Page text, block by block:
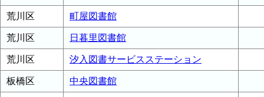
荒川区 町屋図書館
荒川区 日暮里図書館
荒川区 汐入図書サービスステーション
板橋区 中央図書館